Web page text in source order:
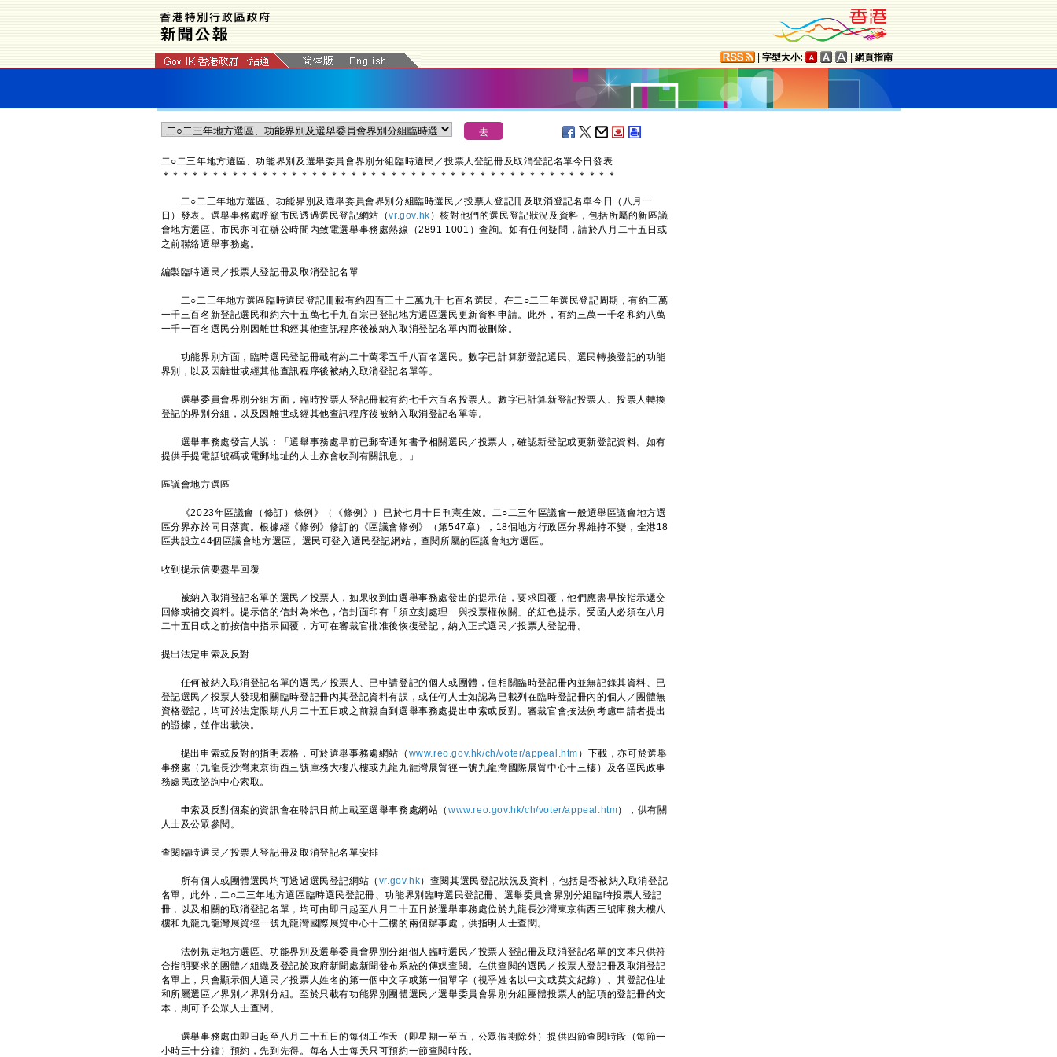
字型大小: 網頁指南
二○二三年地方選區、功能界別及選舉委員會界別分組臨時選民／投票人登記冊及取消登記名單今日發表
＊ ＊ ＊ ＊ ＊ ＊ ＊ ＊ ＊ ＊ ＊ ＊ ＊ ＊ ＊ ＊ ＊ ＊ ＊ ＊ ＊ ＊ ＊ ＊ ＊ ＊ ＊ ＊ ＊ ＊ ＊ ＊ ＊ ＊ ＊ ＊ ＊ ＊ ＊ ＊ ＊ ＊ ＊ ＊ ＊ ＊
二○二三年地方選區、功能界別及選舉委員會界別分組臨時選民／投票人登記冊及取消登記名單今日（八月一
日）發表。選舉事務處呼籲市民透過選民登記網站（vr.gov.hk ）核對他們的選民登記狀況及資料，包括所屬的新區議
會地方選區。市民亦可在辦公時間內致電選舉事務處熱線（2891 1001）查詢。如有任何疑問，請於八月二十五日或
之前聯絡選舉事務處。
編製臨時選民／投票人登記冊及取消登記名單
二○二三年地方選區臨時選民登記冊載有約四百三十二萬九千七百名選民。在二○二三年選民登記周期，有約三萬
一千三百名新登記選民和約六十五萬七千九百宗已登記地方選區選民更新資料申請。此外，有約三萬一千名和約八萬
一千一百名選民分別因離世和經其他查訊程序後被納入取消登記名單內而被刪除。
功能界別方面，臨時選民登記冊載有約二十萬零五千八百名選民。數字已計算新登記選民、選民轉換登記的功能
界別，以及因離世或經其他查訊程序後被納入取消登記名單等。
選舉委員會界別分組方面，臨時投票人登記冊載有約七千六百名投票人。數字已計算新登記投票人、投票人轉換
登記的界別分組，以及因離世或經其他查訊程序後被納入取消登記名單等。
選舉事務處發言人說：「選舉事務處早前已郵寄通知書予相關選民／投票人，確認新登記或更新登記資料。如有
提供手提電話號碼或電郵地址的人士亦會收到有關訊息。」
區議會地方選區
《2023年區議會（修訂）條例》（《條例》）已於七月十日刊憲生效。二○二三年區議會一般選舉區議會地方選
區分界亦於同日落實。根據經《條例》修訂的《區議會條例》（第547章），18個地方行政區分界維持不變，全港18
區共設立44個區議會地方選區。選民可登入選民登記網站，查閱所屬的區議會地方選區。
收到提示信要盡早回覆
被納入取消登記名單的選民／投票人，如果收到由選舉事務處發出的提示信，要求回覆，他們應盡早按指示遞交
回條或補交資料。提示信的信封為米色，信封面印有「須立刻處理 與投票權攸關」的紅色提示。受函人必須在八月
二十五日或之前按信中指示回覆，方可在審裁官批准後恢復登記，納入正式選民／投票人登記冊。
提出法定申索及反對
任何被納入取消登記名單的選民／投票人、已申請登記的個人或團體，但相關臨時登記冊內並無記錄其資料、已
登記選民／投票人發現相關臨時登記冊內其登記資料有誤，或任何人士如認為已載列在臨時登記冊內的個人／團體無
資格登記，均可於法定限期八月二十五日或之前親自到選舉事務處提出申索或反對。審裁官會按法例考慮申請者提出
的證據，並作出裁決。
提出申索或反對的指明表格，可於選舉事務處網站（ www.reo.gov.hk/ch/voter/appeal.htm ）下載，亦可於選舉
事務處（九龍長沙灣東京街西三號庫務大樓八樓或九龍九龍灣展貿徑一號九龍灣國際展貿中心十三樓）及各區民政事
務處民政諮詢中心索取。
申索及反對個案的資訊會在聆訊日前上載至選舉事務處網站（ www.reo.gov.hk/ch/voter/appeal.htm），供有關
人士及公眾參閱。
查閱臨時選民／投票人登記冊及取消登記名單安排
所有個人或團體選民均可透過選民登記網站（ vr.gov.hk）查閱其選民登記狀況及資料，包括是否被納入取消登記
名單。此外，二○二三年地方選區臨時選民登記冊、功能界別臨時選民登記冊、選舉委員會界別分組臨時投票人登記
冊，以及相關的取消登記名單，均可由即日起至八月二十五日於選舉事務處位於九龍長沙灣東京街西三號庫務大樓八
樓和九龍九龍灣展貿徑一號九龍灣國際展貿中心十三樓的兩個辦事處，供指明人士查閱。
法例規定地方選區、功能界別及選舉委員會界別分組個人臨時選民／投票人登記冊及取消登記名單的文本只供符
合指明要求的團體／組織及登記於政府新聞處新聞發布系統的傳媒查閱。在供查閱的選民／投票人登記冊及取消登記
名單上，只會顯示個人選民／投票人姓名的第一個中文字或第一個單字（視乎姓名以中文或英文紀錄）、其登記住址
和所屬選區／界別／界別分組。至於只載有功能界別團體選民／選舉委員會界別分組團體投票人的記項的登記冊的文
本，則可予公眾人士查閱。
選舉事務處由即日起至八月二十五日的每個工作天（即星期一至五，公眾假期除外）提供四節查閱時段（每節一
小時三十分鐘）預約，先到先得。每名人士每天只可預約一節查閱時段。